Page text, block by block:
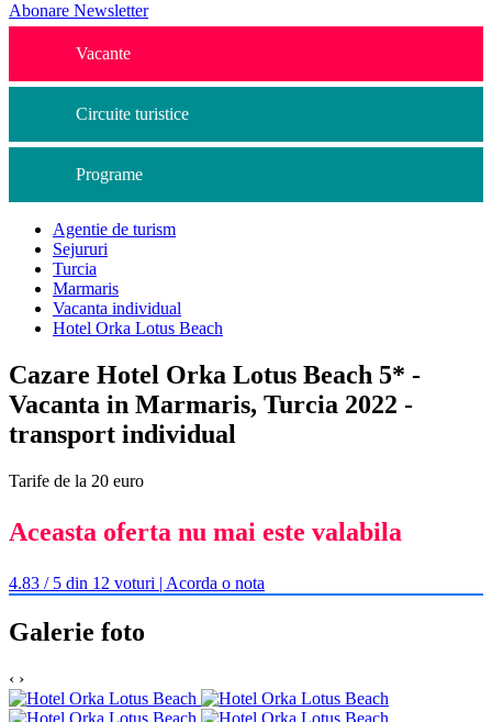
Abonare Newsletter
Vacante
Circuite turistice
Programe
Agentie de turism
Sejururi
Turcia
Marmaris
Vacanta individual
Hotel Orka Lotus Beach
Cazare Hotel Orka Lotus Beach 5* -
Vacanta in Marmaris, Turcia 2022 -
transport individual
Tarife de la 20 euro
Aceasta oferta nu mai este valabila
4.83 / 5 din 12 voturi | Acorda o nota
Galerie foto
‹ ›